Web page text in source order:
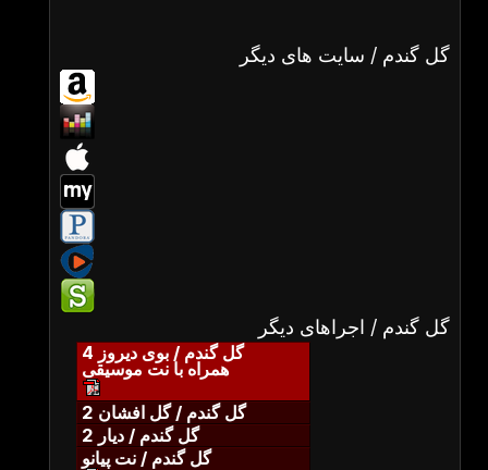
گل گندم / سایت های دیگر
گل گندم / اجراهای دیگر
گل گندم / بوی دیروز 4
همراه با نت موسیقی
گل گندم / گل افشان 2
گل گندم / دیار 2
گل گندم / نت پیانو